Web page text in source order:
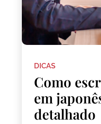
DICAS
Como
em
detalhado